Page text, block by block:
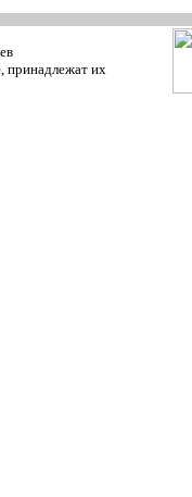
принадлежат их